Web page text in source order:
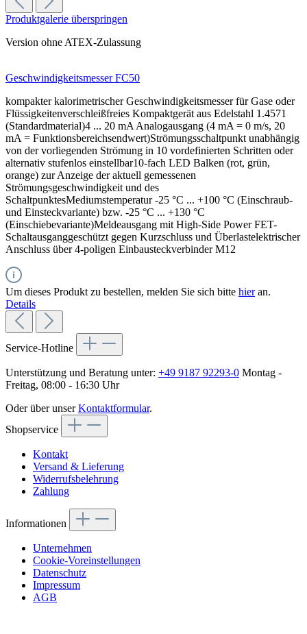
Produktgalerie überspringen
Version ohne ATEX-Zulassung
Geschwindigkeitsmesser FC50
kompakter kalorimetrischer Geschwindigkeitsmesser für Gase oder
Flüssigkeitenverschleißfreies Kompaktgerät aus Edelstahl 1.4571
(Standardmaterial)4 ... 20 mA Analogausgang (4 mA = 0 m/s, 20
mA = Funktionsbereichsendwert)Strömungsschaltpunkt unabhängig
von der vorliegenden Strömung in 10 vordefinierten Schritten oder
alternativ stufenlos einstellbar10-fach LED Balken (rot, grün,
orange) zur Anzeige der aktuell gemessenen
Strömungsgeschwindigkeit und des
SchaltpunktesMediumstemperatur -25 °C ... +100 °C (Einschraub-
und Einsteckvariante) bzw. -25 °C ... +130 °C
(Einschiebevariante)Meldeausgang mit High-Side Power FET-
Schaltausganggeschützt gegen Kurzschluss und Überlastelektrischer
Anschluss über 4-poligen Einbausteckverbinder M12
Um dieses Produkt zu bestellen, melden Sie sich bitte hieran.
Details
Service-Hotline
Unterstützung und Beratung unter: +49 9187 92293-0 Montag -
Freitag, 08:00 - 16:30 Uhr
Oder über unserKontaktformular.
Shopservice
Kontakt
Versand & Lieferung
Widerrufsbelehrung
Zahlung
Informationen
Unternehmen
Cookie-Voreinstellungen
Datenschutz
Impressum
AGB